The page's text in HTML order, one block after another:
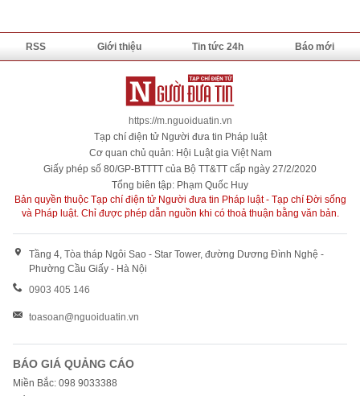
RSS Giới thiệu Tin tức 24h Báo mới
https://m.nguoiduatin.vn
Tạp chí điện tử Người đưa tin Pháp luật
Cơ quan chủ quản: Hội Luật gia Việt Nam
Giấy phép số 80/GP-BTTTT của Bộ TT&TT cấp ngày 27/2/2020
Tổng biên tập: Phạm Quốc Huy
Bản quyền thuộc Tạp chí điện tử Người đưa tin Pháp luật - Tạp chí Đời sống
và Pháp luật. Chỉ được phép dẫn nguồn khi có thoả thuận bằng văn bản.
Tầng 4, Tòa tháp Ngôi Sao - Star Tower, đường Dương Đình Nghệ -
Phường Cầu Giấy - Hà Nội
0903 405 146
toasoan@nguoiduatin.vn
BÁO GIÁ QUẢNG CÁO
Miền Bắc: 098 9033388